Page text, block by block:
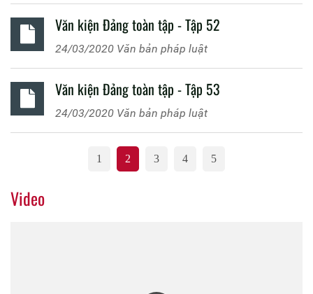
Văn kiện Đảng toàn tập - Tập 52
24/03/2020 Văn bản pháp luật
Văn kiện Đảng toàn tập - Tập 53
24/03/2020 Văn bản pháp luật
1 2 3 4 5
Video